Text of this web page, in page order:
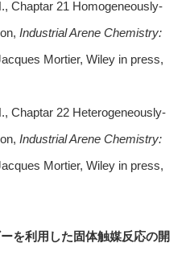
Chaptar 21 Homogeneously-
Industrial Arene Chemistry:
Mortier, Wiley in press,
Chaptar 22 Heterogeneously-
Industrial Arene Chemistry:
Mortier, Wiley in press,
ーを利用した固体触媒反応の開